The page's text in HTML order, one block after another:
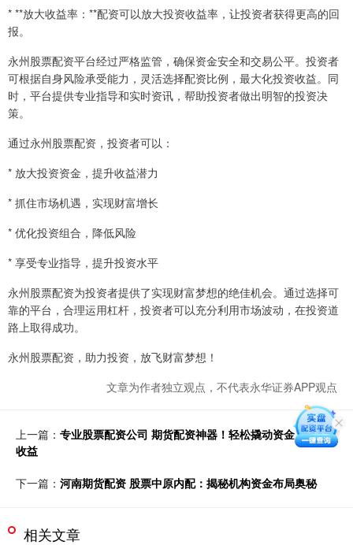
* **放大收益率：**配资可以放大投资收益率，让投资者获得更高的回
报。
永州股票配资平台经过严格监管，确保资金安全和交易公平。投资者
可根据自身风险承受能力，灵活选择配资比例，最大化投资收益。同
时，平台提供专业指导和实时资讯，帮助投资者做出明智的投资决
策。
通过永州股票配资，投资者可以：
* 放大投资资金，提升收益潜力
* 抓住市场机遇，实现财富增长
* 优化投资组合，降低风险
* 享受专业指导，提升投资水平
永州股票配资为投资者提供了实现财富梦想的绝佳机会。通过选择可
靠的平台，合理运用杠杆，投资者可以充分利用市场波动，在投资道
路上取得成功。
永州股票配资，助力投资，放飞财富梦想！
文章为作者独立观点，不代表永华证券APP观点
上一篇： 专业股票配资公司 期货配资神器！轻松撬动资金，放大
收益
下一篇： 河南期货配资 股票中原内配：揭秘机构资金布局奥秘
相关文章